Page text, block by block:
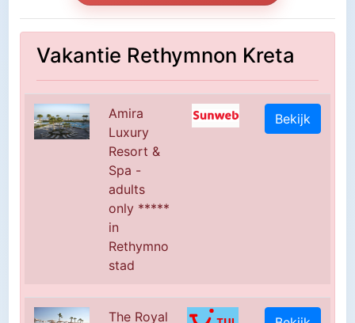
Vakantie Rethymnon Kreta
Amira
Luxury
Resort &
Spa -
adults
only *****
in
Rethymno
stad
Bekijk
The Royal